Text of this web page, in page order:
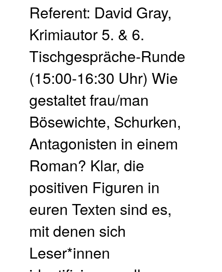
Referent: David Gray,
Krimiautor 5. & 6.
Tischgespräche-Runde
(15:00-16:30 Uhr) Wie
gestaltet frau/man
Bösewichte, Schurken,
Antagonisten in einem
Roman? Klar, die
positiven Figuren in
euren Texten sind es,
mit denen sich
Leser*innen